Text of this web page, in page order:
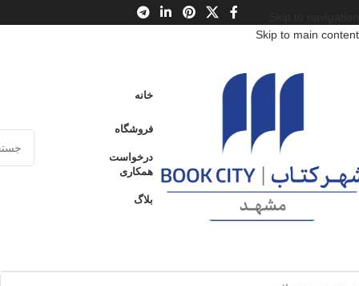
Skip to main content
خانه
فروشگاه
درخواست
همکاری
بلاگ